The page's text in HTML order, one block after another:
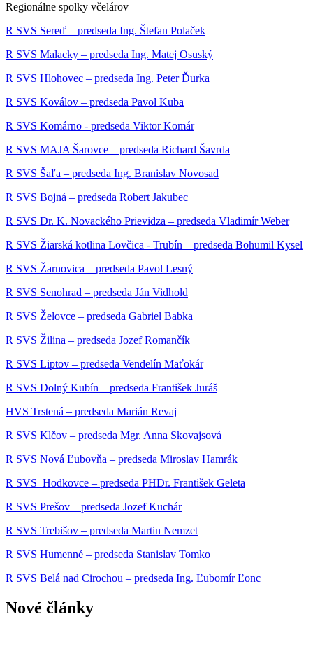
Regionálne spolky včelárov
R SVS Sereď – predseda Ing. Štefan Polaček
R SVS Malacky – predseda Ing. Matej Osuský
R SVS Hlohovec – predseda Ing. Peter Ďurka
R SVS Koválov – predseda Pavol Kuba
R SVS Komárno - predseda Viktor Komár
R SVS MAJA Šarovce – predseda Richard Šavrda
R SVS Šaľa – predseda Ing. Branislav Novosad
R SVS Bojná – predseda Robert Jakubec
R SVS Dr. K. Novackého Prievidza – predseda Vladimír Weber
R SVS Žiarská kotlina Lovčica - Trubín – predseda Bohumil Kysel
R SVS Žarnovica – predseda Pavol Lesný
R SVS Senohrad – predseda Ján Vidhold
R SVS Želovce – predseda Gabriel Babka
R SVS Žilina – predseda Jozef Romančík
R SVS Liptov – predseda Vendelín Maťokár
R SVS Dolný Kubín – predseda František Juráš
HVS Trstená – predseda Marián Revaj
R SVS Klčov – predseda Mgr. Anna Skovajsová
R SVS Nová Ľubovňa – predseda Miroslav Hamrák
R SVS Hodkovce – predseda PHDr. František Geleta
R SVS Prešov – predseda Jozef Kuchár
R SVS Trebišov – predseda Martin Nemzet
R SVS Humenné – predseda Stanislav Tomko
R SVS Belá nad Cirochou – predseda Ing. Ľubomír Ľonc
Nové články